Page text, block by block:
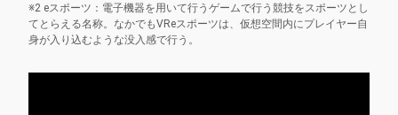
※2 eスポーツ：電子機器を用いて行うゲームで行う競技をスポーツとし
てとらえる名称。なかでもVReスポーツは、仮想空間内にプレイヤー自
身が入り込むような没入感で行う。